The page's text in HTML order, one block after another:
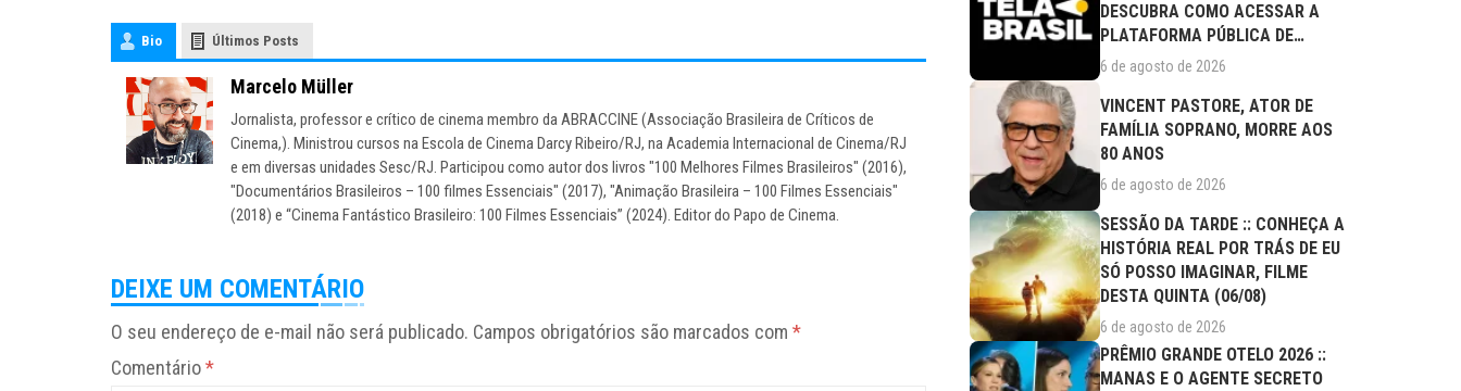
Bio Últimos Posts
Marcelo Müller
Jornalista, professor e crítico de cinema membro da ABRACCINE (Associação Brasileira de Críticos de
Cinema,). Ministrou cursos na Escola de Cinema Darcy Ribeiro/RJ, na Academia Internacional de Cinema/RJ
e em diversas unidades Sesc/RJ. Participou como autor dos livros "100 Melhores Filmes Brasileiros" (2016),
"Documentários Brasileiros – 100 filmes Essenciais" (2017), "Animação Brasileira – 100 Filmes Essenciais"
(2018) e “Cinema Fantástico Brasileiro: 100 Filmes Essenciais” (2024). Editor do Papo de Cinema.
DEIXE UM COMENTÁRIO
O seu endereço de e-mail não será publicado. Campos obrigatórios são marcados com *
Comentário*
DESCUBRA COMO ACESSAR A
PLATAFORMA PÚBLICA DE
STREAMING
6 de agosto de 2026
VINCENT PASTORE, ATOR DE
FAMÍLIA SOPRANO, MORRE AOS
80 ANOS
6 de agosto de 2026
SESSÃO DA TARDE :: CONHEÇA A
HISTÓRIA REAL POR TRÁS DE EU
SÓ POSSO IMAGINAR, FILME
DESTA QUINTA (06/08)
6 de agosto de 2026
PRÊMIO GRANDE OTELO 2026 ::
MANAS E O AGENTE SECRETO